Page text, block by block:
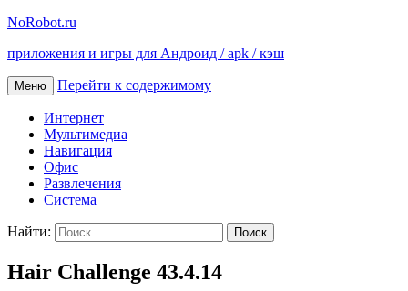
NoRobot.ru
приложения и игры для Андроид / apk / кэш
Меню Перейти к содержимому
Интернет
Мультимедиа
Навигация
Офис
Развлечения
Система
Найти:
Hair Challenge 43.4.14